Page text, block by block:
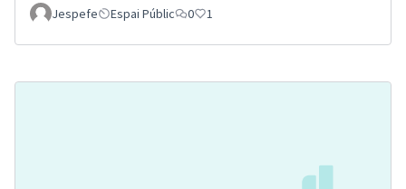
Jespefe Espai Públic 0 1